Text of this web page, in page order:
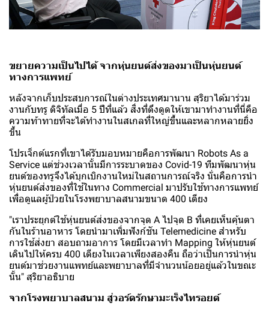
ขยายความเป็นไปได้ จากหุ่นยนต์ส่งของมาเป็นหุ่นยนต์
ทางการแพทย์
หลังจากเก็บประสบการณ์ในต่างประเทศมานาน สุริยาได้มาร่วม
งานกับทรู ดิจิทัลเมื่อ 5 ปีที่แล้ว สิ่งที่ดึงดูดให้เขามาทำงานที่นี่คือ
ความท้าทายที่จะได้ทำงานในสเกลที่ใหญ่ขึ้นและหลากหลายยิ่ง
ขึ้น
โปรเจ็กต์แรกที่เขาได้รับมอบหมายคือการพัฒนา Robots As a
Service แต่ช่วงเวลานั้นมีการระบาดของ Covid-19 ทีมพัฒนาหุ่น
ยนต์ของทรูจึงได้บุกเบิกงานใหม่ในสถานการณ์จริง นั่นคือการนำ
หุ่นยนต์ส่งของที่ใช้ในทาง Commercial มาปรับใช้ทางการแพทย์
เพื่อดูแลผู้ป่วยในโรงพยาบาลสนามขนาด 400 เตียง
"เราประยุกต์ใช้หุ่นยนต์ส่งของจากจุด A ไปจุด B ที่เคยเห็นคุ้นตา
กันในร้านอาหาร โดยนำมาเพิ่มฟังก์ชัน Telemedicine สำหรับ
การใช้ส่งยา สอบถามอาการ โดยมีเวลาทำ Mapping ให้หุ่นยนต์
เดินไปให้ครบ 400 เตียงในเวลาเพียงสองคืน ถือว่าเป็นการนำหุ่น
ยนต์มาช่วยงานแพทย์และพยาบาลที่มีจำนวนน้อยอยู่แล้วในขณะ
นั้น" สุริยาอธิบาย
จากโรงพยาบาลสนาม สู่วอร์ดรักษามะเร็งไทรอยด์